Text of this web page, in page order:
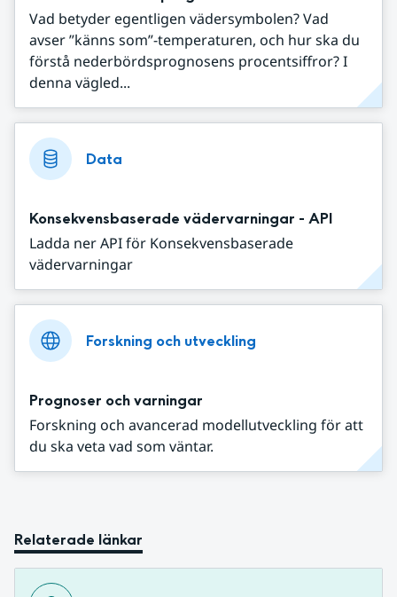
Vad betyder egentligen vädersymbolen? Vad
avser ”känns som”-temperaturen, och hur ska du
förstå nederbördsprognosens procentsiffror? I
denna vägled...
Data
Konsekvensbaserade vädervarningar - API
Ladda ner API för Konsekvensbaserade
vädervarningar
Forskning och utveckling
Prognoser och varningar
Forskning och avancerad modellutveckling för att
du ska veta vad som väntar.
Relaterade länkar